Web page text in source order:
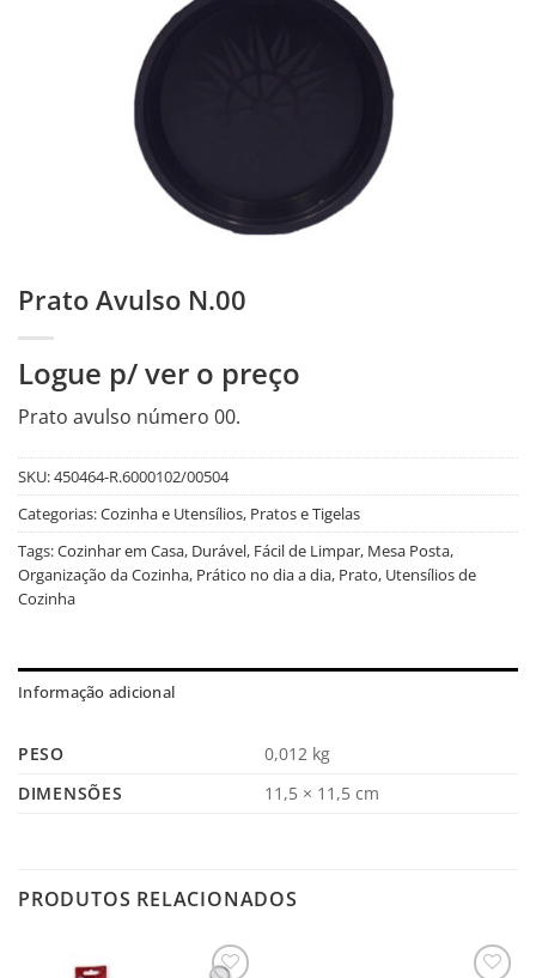
Prato Avulso N.00
Logue p/ ver o preço
Prato avulso número 00.
SKU:450464-R.6000102/00504
Categorias:Cozinha e Utensílios, Pratos e Tigelas
Tags:Cozinhar em Casa, Durável, Fácil de Limpar, Mesa Posta,
Organização da Cozinha, Prático no dia a dia, Prato, Utensílios de
Cozinha
Informação adicional
PESO
0,012 kg
DIMENSÕES
11,5 × 11,5 cm
PRODUTOS RELACIONADOS